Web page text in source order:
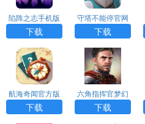
陷阵之志手机版
下载官网版
下载
守塔不能停官网
版下载
下载
航海奇闻官方版
下载手机版
下载
六角指挥官梦幻
英雄下载安装最
新版
下载